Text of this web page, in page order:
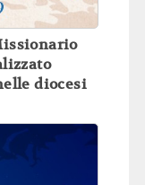
diocesi